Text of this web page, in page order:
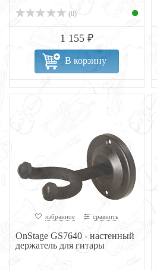
(0)
1 155 ₽
В корзину
избранное сравнить
OnStage GS7640 - настенный
держатель для гитары